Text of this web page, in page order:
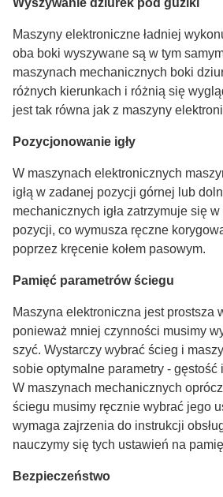
Maszyny elektroniczne ładniej
oba boki wyszywane są w tym
maszynach mechanicznych boki
różnych kierunkach i różnią się
jest tak równa jak z maszyny
Pozycjonowanie igły
W maszynach elektronicznych
igłą w zadanej pozycji górnej lub
mechanicznych igła zatrzymuje się
pozycji, co wymusza ręczne
poprzez kręcenie kołem pasowym.
Pamięć parametrów ściegu
Maszyna elektroniczna jest prostsza
ponieważ mniej czynności musimy
szyć. Wystarczy wybrać ścieg i
sobie optymalne parametry - gęstość
W maszynach mechanicznych
ściegu musimy ręcznie wybrać jego
wymaga zajrzenia do instrukcji
nauczymy się tych ustawień na
Bezpieczeństwo